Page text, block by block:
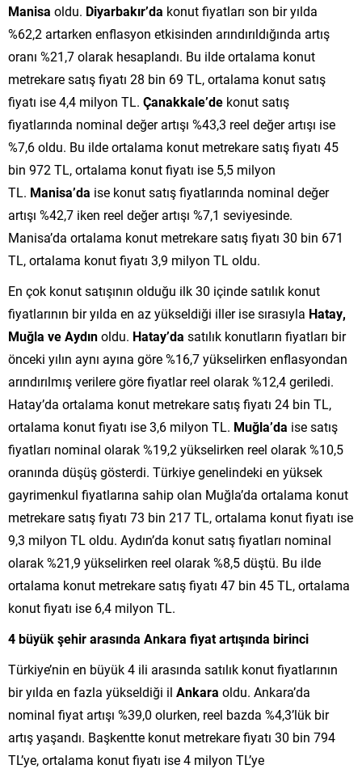
Manisa oldu. Diyarbakır’da konut fiyatları son bir yılda
%62,2 artarken enflasyon etkisinden arındırıldığında artış
oranı %21,7 olarak hesaplandı. Bu ilde ortalama konut
metrekare satış fiyatı 28 bin 69 TL, ortalama konut satış
fiyatı ise 4,4 milyon TL. Çanakkale’de konut satış
fiyatlarında nominal değer artışı %43,3 reel değer artışı ise
%7,6 oldu. Bu ilde ortalama konut metrekare satış fiyatı 45
bin 972 TL, ortalama konut fiyatı ise 5,5 milyon
TL. Manisa’da ise konut satış fiyatlarında nominal değer
artışı %42,7 iken reel değer artışı %7,1 seviyesinde.
Manisa’da ortalama konut metrekare satış fiyatı 30 bin 671
TL, ortalama konut fiyatı 3,9 milyon TL oldu.
En çok konut satışının olduğu ilk 30 içinde satılık konut
fiyatlarının bir yılda en az yükseldiği iller ise sırasıyla Hatay,
Muğla ve Aydınoldu. Hatay’da satılık konutların fiyatları bir
önceki yılın aynı ayına göre %16,7 yükselirken enflasyondan
arındırılmış verilere göre fiyatlar reel olarak %12,4 geriledi.
Hatay’da ortalama konut metrekare satış fiyatı 24 bin TL,
ortalama konut fiyatı ise 3,6 milyon TL. Muğla’da ise satış
fiyatları nominal olarak %19,2 yükselirken reel olarak %10,5
oranında düşüş gösterdi. Türkiye genelindeki en yüksek
gayrimenkul fiyatlarına sahip olan Muğla’da ortalama konut
metrekare satış fiyatı 73 bin 217 TL, ortalama konut fiyatı ise
9,3 milyon TL oldu. Aydın’da konut satış fiyatları nominal
olarak %21,9 yükselirken reel olarak %8,5 düştü. Bu ilde
ortalama konut metrekare satış fiyatı 47 bin 45 TL, ortalama
konut fiyatı ise 6,4 milyon TL.
4 büyük şehir arasında Ankara fiyat artışında birinci
Türkiye’nin en büyük 4 ili arasında satılık konut fiyatlarının
bir yılda en fazla yükseldiği il Ankara oldu. Ankara’da
nominal fiyat artışı %39,0 olurken, reel bazda %4,3’lük bir
artış yaşandı. Başkentte konut metrekare fiyatı 30 bin 794
TL’ye, ortalama konut fiyatı ise 4 milyon TL’ye